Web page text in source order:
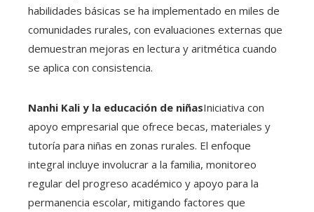
habilidades básicas se ha implementado en miles de
comunidades rurales, con evaluaciones externas que
demuestran mejoras en lectura y aritmética cuando
se aplica con consistencia.
Nanhi Kali y la educación de niñasIniciativa con
apoyo empresarial que ofrece becas, materiales y
tutoría para niñas en zonas rurales. El enfoque
integral incluye involucrar a la familia, monitoreo
regular del progreso académico y apoyo para la
permanencia escolar, mitigando factores que